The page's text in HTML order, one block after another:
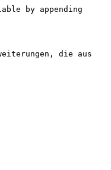
by appending
die aus